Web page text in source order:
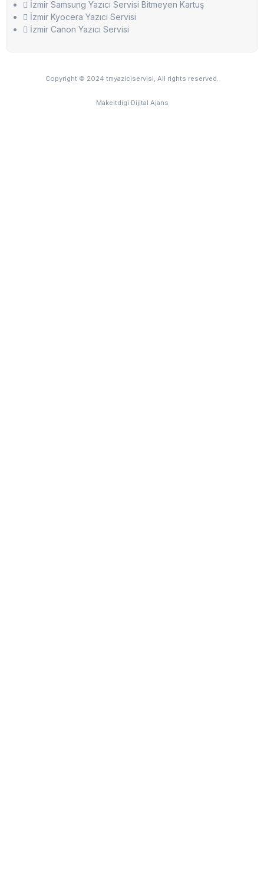
İzmir Samsung Yazıcı Servisi Bitmeyen Kartuş
İzmir Kyocera Yazıcı Servisi
İzmir Canon Yazıcı Servisi
Copyright © 2024 tmyaziciservisi, All rights reserved.
Makeitdigi Dijital Ajans